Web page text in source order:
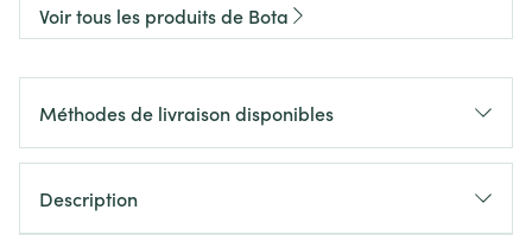
Voir tous les produits de Bota
Méthodes de livraison disponibles
Description